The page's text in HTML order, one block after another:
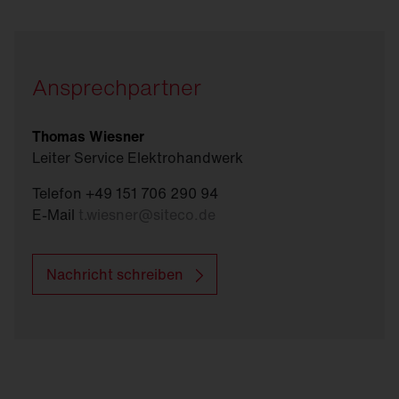
Ansprechpartner
Thomas Wiesner
Leiter Service Elektrohandwerk
Telefon +49 151 706 290 94
E-Mail
Nachricht schreiben